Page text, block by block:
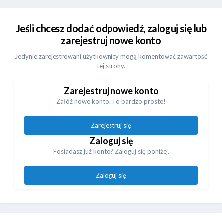
Jeśli chcesz dodać odpowiedź, zaloguj się lub
zarejestruj nowe konto
Jedynie zarejestrowani użytkownicy mogą komentować zawartość
tej strony.
Zarejestruj nowe konto
Załóż nowe konto. To bardzo proste!
Zarejestruj się
Zaloguj się
Posiadasz już konto? Zaloguj się poniżej.
Zaloguj się